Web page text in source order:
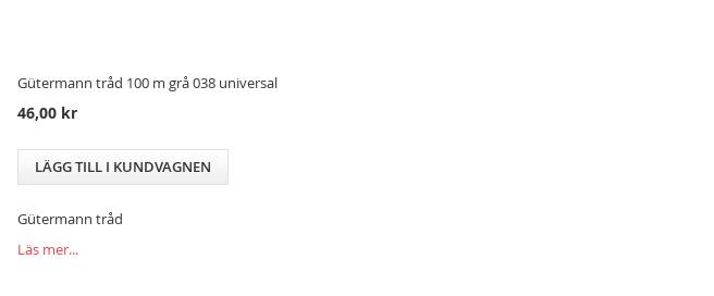
Gütermann tråd 100 m grå 038 universal
46,00 kr
LÄGG TILL I KUNDVAGNEN
Gütermann tråd
Läs mer...